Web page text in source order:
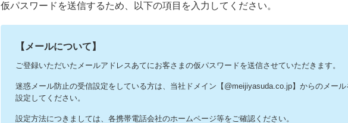
仮パスワードを送信するため、以下の項目を入力してください。
【メールについて】
ご登録いただいたメールアドレスあてにお客さまの仮パスワードを送信させていただきます。
迷惑メール防止の受信設定をしている方は、当社ドメイン【@meijiyasuda.co.jp】からのメー
設定してください。
設定方法につきましては、各携帯電話会社のホームページ等をご確認ください。